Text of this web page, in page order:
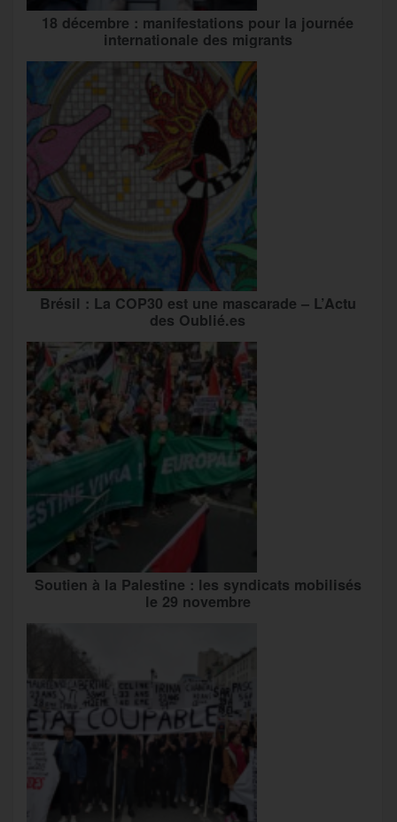
18 décembre : manifestations pour la journée
internationale des migrants
Brésil : La COP30 est une mascarade – L’Actu
des Oublié.es
Soutien à la Palestine : les syndicats mobilisés
le 29 novembre